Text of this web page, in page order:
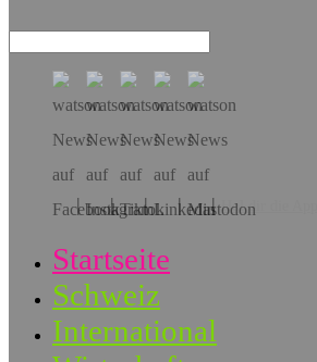
Hol dir die App!
Startseite
Schweiz
International